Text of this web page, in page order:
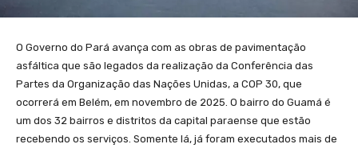
O Governo do Pará avança com as obras de pavimentação
asfáltica que são legados da realização da Conferência das
Partes da Organização das Nações Unidas, a COP 30, que
ocorrerá em Belém, em novembro de 2025. O bairro do Guamá é
um dos 32 bairros e distritos da capital paraense que estão
recebendo os serviços. Somente lá, já foram executados mais de